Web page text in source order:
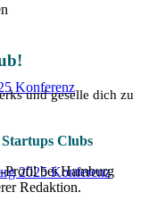
Konferenz
2025 Konferenz
und geselle dich zu
Clubs
Profil bei Hamburg
Redaktion.